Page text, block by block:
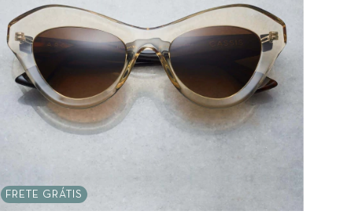
FRETE GRÁTIS